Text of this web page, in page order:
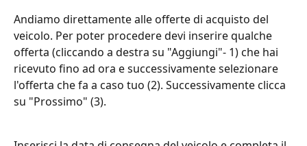
Andiamo direttamente alle offerte di acquisto del
veicolo. Per poter procedere devi inserire qualche
offerta (cliccando a destra su "Aggiungi"- 1) che hai
ricevuto fino ad ora e successivamente selezionare
l'offerta che fa a caso tuo (2). Successivamente clicca
su "Prossimo" (3).